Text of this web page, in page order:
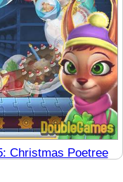
Christmas Poetree